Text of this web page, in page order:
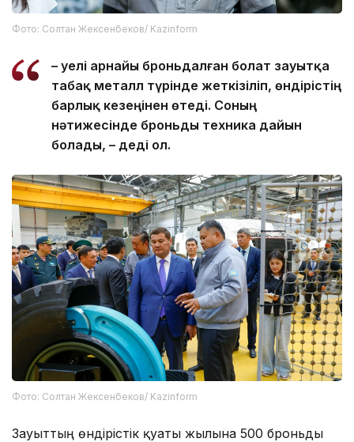
Фото: Солтан Жексенбеков/ Kazinform
– Әуелі арнайы броньдалған болат зауытқа
табақ металл түрінде жеткізіліп, өндірістің
барлық кезеңінен өтеді. Соның
нәтижесінде броньды техника дайын
болады, – деді ол.
Фото: Солтан Жексенбеков/ Kazinform
Зауыттың өндірістік қуаты жылына 500 броньды